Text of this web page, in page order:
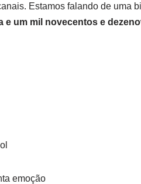
Estamos falando de uma
e um mil novecentos e
emoção